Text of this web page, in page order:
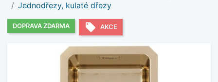
Jednodřezy, kulaté dřezy
DOPRAVA ZDARMA local_offer AKCE